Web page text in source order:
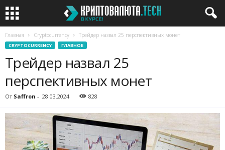
Главная Cryptocurrency Трейдер назвал 25 перспективных монет
CRYPTOCURRENCY ГЛАВНОЕ
Трейдер назвал 25
перспективных монет
От Saffron - 28.03.2024 828